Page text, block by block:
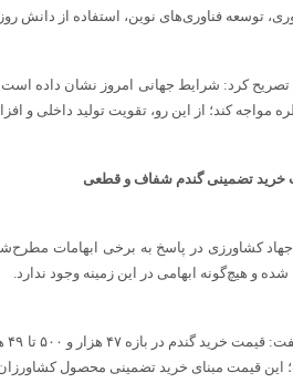
توسعه فناوری‌های نوین، استفاده از دانش
تصریح کرد: شرایط جهانی امروز نشان داده است
مواجه کند؛ از این رو، تقویت تولید داخلی
خرید تضمینی گندم شفاف و قطعی
جهاد کشاورزی در پاسخ به برخی ابهامات
شده و هیچ‌گونه ابهامی در این زمینه وجود ندارد.
این قیمت مبنای خرید تضمینی محصول کشاورزان